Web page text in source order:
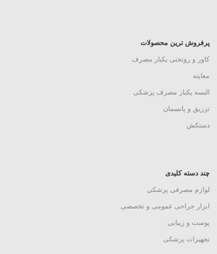
پرفروش ترین محصولات
کاور و روتختی یکبار مصرف
معاینه
البسه یکبار مصرف پزشکی
تزریق و پانسمان
دستکش
چند دسته کلیدی
لوازم مصرفی پزشکی
ابزار جراحی عمومی و تخصصی
پوست و زیبایی
تجهیزات پزشکی